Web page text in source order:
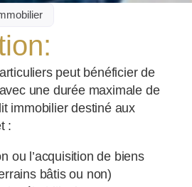
peut bénéficier de
une durée maximale de
immobilier destiné aux
:
ou l’acquisition de biens
bâtis ou non)